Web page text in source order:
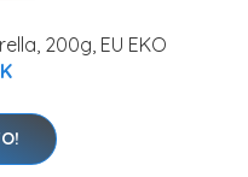
200g, EU EKO